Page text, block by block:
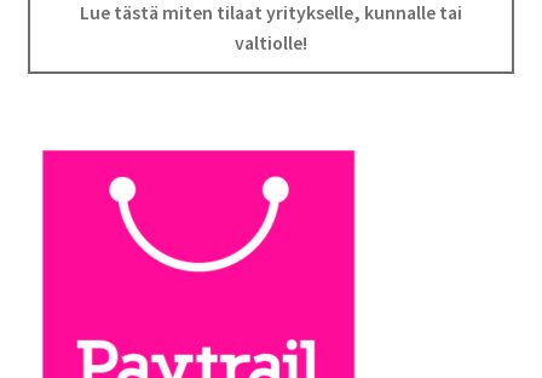
Lue tästä miten tilaat yritykselle, kunnalle tai
valtiolle!